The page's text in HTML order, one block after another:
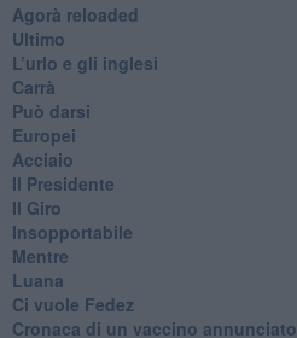
​Agorà reloaded
Ultimo
​L’urlo e gli inglesi
Carrà
Può darsi
Europei
Acciaio
Il Presidente
​Il Giro
Insopportabile
​Mentre
Luana
​Ci vuole Fedez
​Cronaca di un vaccino annunciato